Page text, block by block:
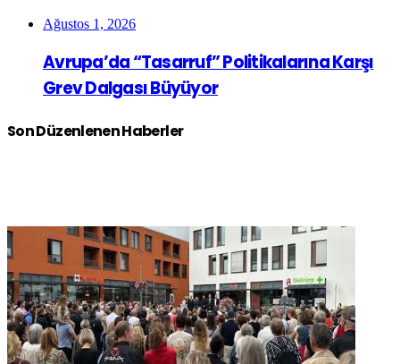
Ağustos 1, 2026
Avrupa’da “Tasarruf” Politikalarına Karşı
Grev Dalgası Büyüyor
Son Düzenlenen Haberler